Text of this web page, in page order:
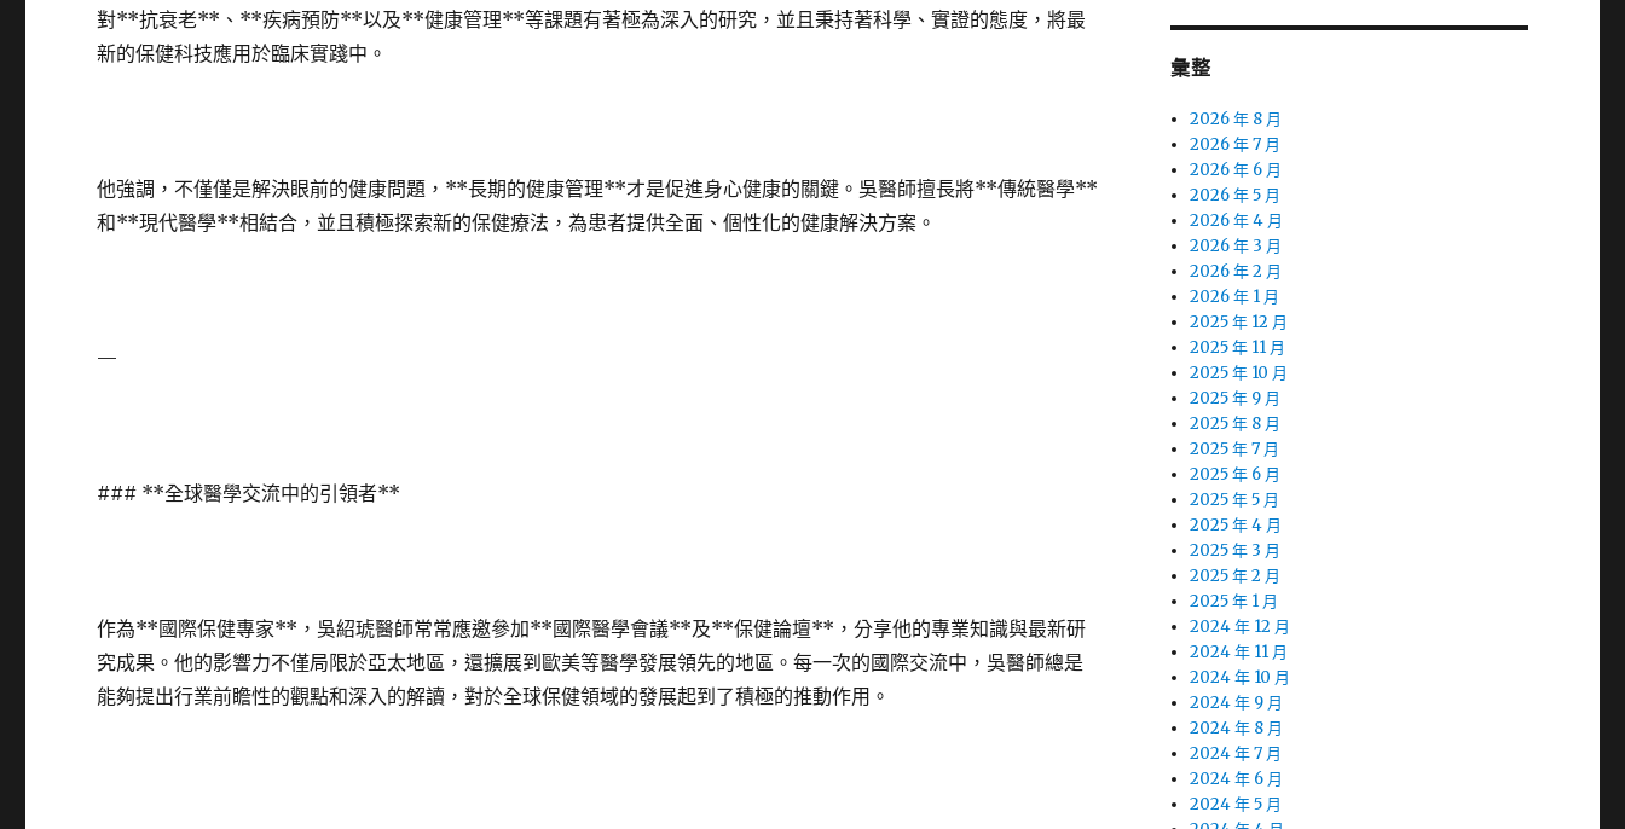
對**抗衰老**、**疾病預防**以及**健康管理**等課題有著極為深入的研究，並且秉持著科學、實證的態度，將最
新的保健科技應用於臨床實踐中。
他強調，不僅僅是解決眼前的健康問題，**長期的健康管理**才是促進身心健康的關鍵。吳醫師擅長將**傳統醫學**
和**現代醫學**相結合，並且積極探索新的保健療法，為患者提供全面、個性化的健康解決方案。
—
### **全球醫學交流中的引領者**
作為**國際保健專家**，吳紹琥醫師常常應邀參加**國際醫學會議**及**保健論壇**，分享他的專業知識與最新研
究成果。他的影響力不僅局限於亞太地區，還擴展到歐美等醫學發展領先的地區。每一次的國際交流中，吳醫師總是
能夠提出行業前瞻性的觀點和深入的解讀，對於全球保健領域的發展起到了積極的推動作用。
彙整
2026 年 8 月
2026 年 7 月
2026 年 6 月
2026 年 5 月
2026 年 4 月
2026 年 3 月
2026 年 2 月
2026 年 1 月
2025 年 12 月
2025 年 11 月
2025 年 10 月
2025 年 9 月
2025 年 8 月
2025 年 7 月
2025 年 6 月
2025 年 5 月
2025 年 4 月
2025 年 3 月
2025 年 2 月
2025 年 1 月
2024 年 12 月
2024 年 11 月
2024 年 10 月
2024 年 9 月
2024 年 8 月
2024 年 7 月
2024 年 6 月
2024 年 5 月